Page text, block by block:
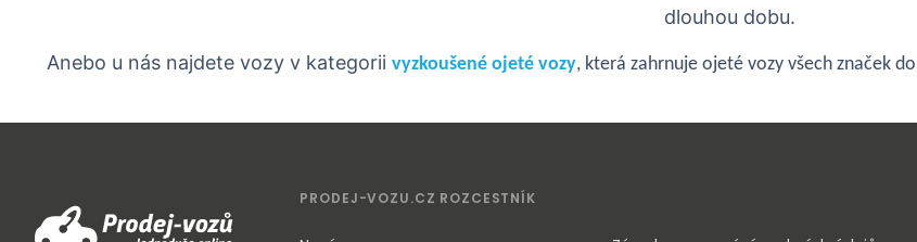
dlouhou dobu.
Anebo u nás najdete vozy v kategorii vyzkoušené ojeté vozy, která zahrnuje ojeté vozy všech značek
PRODEJ-VOZU.CZ ROZCESTNÍK